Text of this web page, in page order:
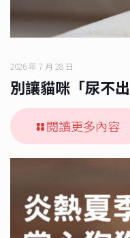
2026 年 7 月 28 日
別讓貓咪「尿不出
閱讀更多內容